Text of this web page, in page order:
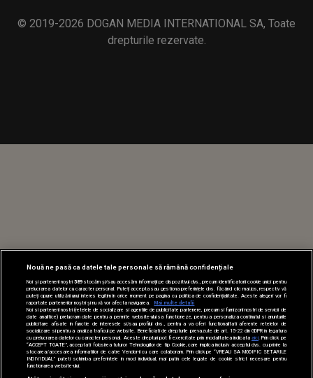
© 2019-2026 DOGAN MEDIA INTERNATIONAL SA, Toate
drepturile rezervate.
Nouă ne pasă ca datele tale personale să rămână confidențiale
Noi și partenerii noștri589stocăm și/sau accesăm informații pe dispozitivul dvs., precum identificatorii cookie unici pentru
prelucrarea datelor cu caracter personal. Puteți accepta sau gestiona preferințele dvs. făcând clic mai jos, respectiv vă
puteți opune utilizării unui interes legitim în orice moment pe pagina cu politica de confidențialitate. Aceste alegeri vor fi
raportate partenerilor noștri și nu vă vor afecta navigarea.
Mai multe detalii
Noi si partenerii nostri (retelele de socializare si agentiile de publicitate partenere, precum si furnizorii nostri de servicii de
date analitice) prelucram date pentru a permite website-ului sa functioneze, pentru a personaliza continutul si anunturile
publicitare afisate in functie de interesele si/sau profilul dvs., pentru a va oferi functionalitati aferente retelelor de
socializare si pentru a analiza traficul pe website. Beneficiati de drepturile prevazute de art. 15-22 din GDPR in legatura
cu prelucrarea datelor cu caracter personal. Aceste drepturi pot fi exercitate prin modalitatea indicataaici . Prin click pe
“ACCEPT TOATE”, acceptati folosirea tuturor Tehnologiilor de tip Cookie, care implica inclusiv acceptul dvs. cu privire la
stocarea/accesarea informatiilor de catre Vendor-ii cu care colaboram. Prin click pe “VREAU SA MODIFIC SETARILE
INDIVIDUAL” puteti schimba preferintele in mod individual, mai putin cele legate de cookie strict necesare pentru
functionarea website-ului.